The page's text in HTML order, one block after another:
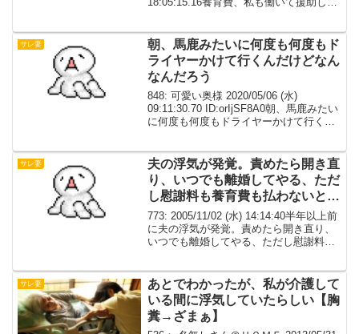
文句の電話...
サレ妻
朝、馬鹿みたいに何度も何度もド
ライヤーかけて行くんだけどなん
なんだろう
848: 可愛い奥様 2020/05/06 (水)
09:11:30.70 ID:orIjSF8A0朝、馬鹿みたい
に何度も何度もドライヤーかけて行くん
デートする、っ...
サレ妻
夫の浮気が発覚。責めたら開き直
り、いつでも離婚してやる、ただ
し慰謝料も養育費も払わないと言
われました。
773: 2005/11/02 (水) 14:14:40半年以上前
に夫の浮気が発覚。責めたら開き直り、
いつでも離婚してやる、ただし慰謝料も
いましたが、驚くほど低かったで...
サレ妻
あとでわかったが、私が介護して
いる間に浮気していたらしい【胸
糞→ざまぁ】